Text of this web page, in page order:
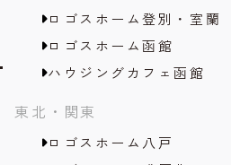
ロゴスホーム登別・室蘭
ロゴスホーム函館
ハウジングカフェ函館
東北・関東
ロゴスホーム八戸